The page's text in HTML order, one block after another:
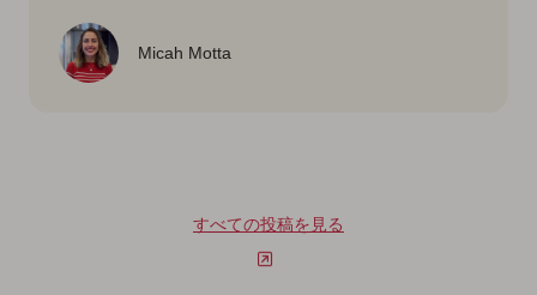
Micah Motta
すべての投稿を見る